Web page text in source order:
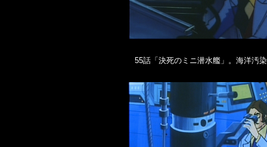
55話「決死のミニ潜水艦」。海洋汚